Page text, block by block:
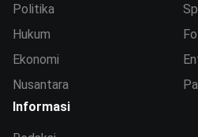
Politika
Hukum
Ekonomi
Nusantara
Informasi